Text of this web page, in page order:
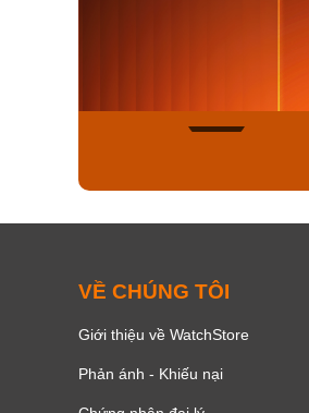
VỀ CHÚNG TÔI
Giới thiệu về WatchStore
Phản ánh - Khiếu nại